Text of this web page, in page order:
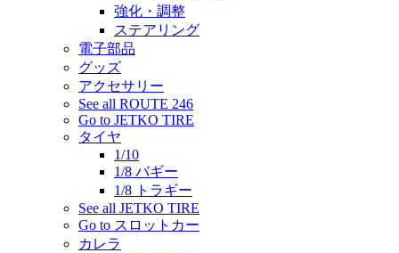
強化・調整
ステアリング
電子部品
グッズ
アクセサリー
See all ROUTE 246
Go to JETKO TIRE
タイヤ
1/10
1/8 バギー
1/8 トラギー
See all JETKO TIRE
Go to スロットカー
カレラ